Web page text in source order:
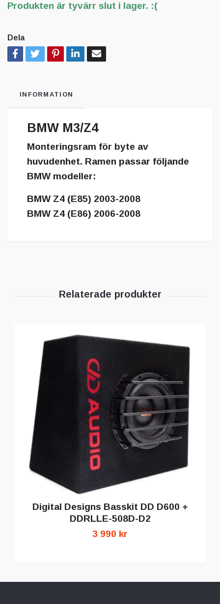
Produkten är tyvärr slut i lager. :(
Dela
INFORMATION
BMW M3/Z4
Monteringsram för byte av
huvudenhet. Ramen passar följande
BMW modeller:
BMW Z4 (E85) 2003-2008
BMW Z4 (E86) 2006-2008
Digital Designs Basskit DD D600 +
DDRLLE-508D-D2
3 990 kr